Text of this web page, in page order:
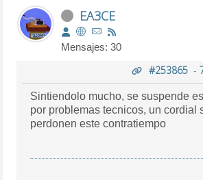
EA3CE
Mensajes: 30
#253865-
Sintiendolo mucho, se suspende
por problemas tecnicos, un cordial
perdonen este contratiempo